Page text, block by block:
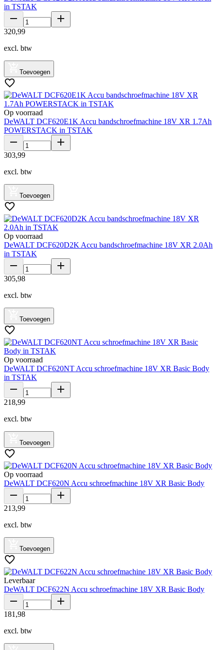
in TSTAK
320,99
excl. btw
Toevoegen
Op voorraad
DeWALT DCF620E1K Accu bandschroefmachine 18V XR 1.7Ah
POWERSTACK in TSTAK
303,99
excl. btw
Toevoegen
Op voorraad
DeWALT DCF620D2K Accu bandschroefmachine 18V XR 2.0Ah
in TSTAK
305,98
excl. btw
Toevoegen
Op voorraad
DeWALT DCF620NT Accu schroefmachine 18V XR Basic Body
in TSTAK
218,99
excl. btw
Toevoegen
Op voorraad
DeWALT DCF620N Accu schroefmachine 18V XR Basic Body
213,99
excl. btw
Toevoegen
Leverbaar
DeWALT DCF622N Accu schroefmachine 18V XR Basic Body
181 ,98
excl. btw